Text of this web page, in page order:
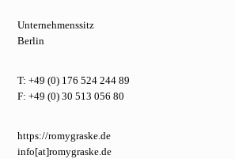
Unternehmenssitz
Berlin
T: +49 (0) 176 524 244 89
F: +49 (0) 30 513 056 80
https://romygraske.de
info[at]romygraske.de